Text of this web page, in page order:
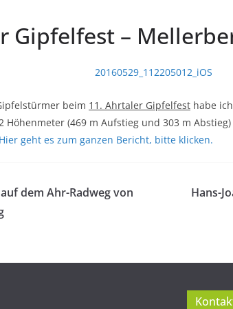
Gipfelfest –
beim 11. Ahrtaler Gipfelfest habe
Höhenmeter (469 m Aufstieg und 303 m
Hier geht es zum ganzen Bericht, bitte klicken.
dem Ahr-Radweg von
Hans-